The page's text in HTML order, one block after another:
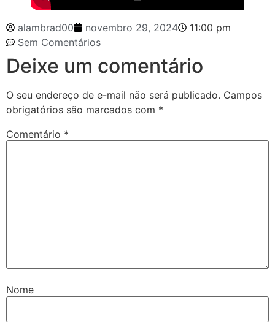
alambrad00 novembro 29, 2024
11:00 pm
Sem Comentários
Deixe um comentário
O seu endereço de e-mail não será publicado. Campos
obrigatórios são marcados com *
Comentário *
Nome